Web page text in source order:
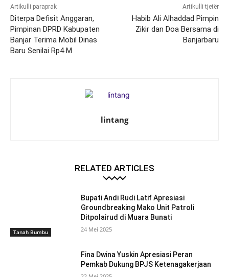
Artikulli paraprak
Diterpa Defisit Anggaran,
Pimpinan DPRD Kabupaten
Banjar Terima Mobil Dinas
Baru Senilai Rp4 M
Artikulli tjetër
Habib Ali Alhaddad Pimpin
Zikir dan Doa Bersama di
Banjarbaru
lintang
RELATED ARTICLES
Tanah Bumbu
Bupati Andi Rudi Latif Apresiasi
Groundbreaking Mako Unit Patroli
Ditpolairud di Muara Bunati
24 Mei 2025
Fina Dwina Yuskin Apresiasi Peran
Pemkab Dukung BPJS Ketenagakerjaan